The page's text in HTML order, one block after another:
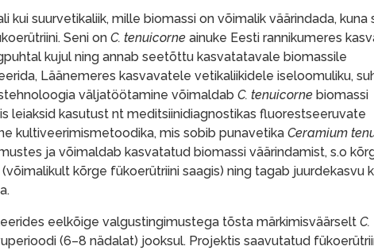
kui suurvetikaliik, mille biomassi on võimalik väärindada, kuna
Seni on C. tenuicorne ainuke Eesti rannikumeres
kujul ning annab seetõttu kasvatatavale biomassile
Läänemeres kasvavatele vetikaliikidele iseloomuliku,
väljatöötamine võimaldab C. tenuicorne biomassi
leiaksid kasutust nt meditsiinidiagnostikas fluorestseeruvate
kultiveerimismetoodika, mis sobib punavetika Ceramium
ja võimaldab kasvatatud biomassi väärindamist, s.o
kõrge fükoerütriini saagis) ning tagab juurdekasvu
eelkõige valgustingimustega tõsta märkimisväärselt C.
(6–8 nädalat) jooksul. Projektis saavutatud